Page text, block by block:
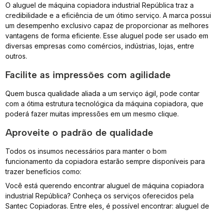
O aluguel de máquina copiadora industrial República traz a
credibilidade e a eficiência de um ótimo serviço. A marca possui
um desempenho exclusivo capaz de proporcionar as melhores
vantagens de forma eficiente. Esse aluguel pode ser usado em
diversas empresas como comércios, indústrias, lojas, entre
outros.
Facilite as impressões com agilidade
Quem busca qualidade aliada a um serviço ágil, pode contar
com a ótima estrutura tecnológica da máquina copiadora, que
poderá fazer muitas impressões em um mesmo clique.
Aproveite o padrão de qualidade
Todos os insumos necessários para manter o bom
funcionamento da copiadora estarão sempre disponíveis para
trazer benefícios como:
Você está querendo encontrar aluguel de máquina copiadora
industrial República? Conheça os serviços oferecidos pela
Santec Copiadoras. Entre eles, é possível encontrar: aluguel de